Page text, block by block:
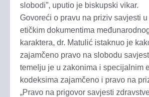
slobodi”, uputio je biskupski vikar.
Govoreći o pravu na priziv savjesti
etičkim dokumentima
karaktera, dr. Matulić istaknuo je
zajamčeno pravo na slobodu
temelju je u zakonima i specijalnim
kodeksima zajamčeno i pravo na
„Pravo na prigovor savjesti